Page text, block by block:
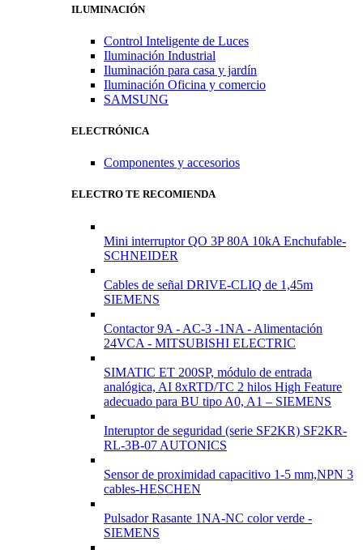
ILUMINACIÓN
Control Inteligente de Luces
Iluminación Industrial
Iluminación para casa y jardín
Iluminación Oficina y comercio
SAMSUNG
ELECTRÓNICA
Componentes y accesorios
ELECTRO TE RECOMIENDA
Mini interruptor QO 3P 80A 10kA Enchufable-
SCHNEIDER
Cables de señal DRIVE-CLIQ de 1,45m
SIEMENS
Contactor 9A - AC-3 -1NA - Alimentación
24VCA - MITSUBISHI ELECTRIC
SIMATIC ET 200SP, módulo de entrada
analógica, AI 8xRTD/TC 2 hilos High Feature
adecuado para BU tipo A0, A1 – SIEMENS
Interuptor de seguridad (serie SF2KR) SF2KR-
RL-3B-07 AUTONICS
Sensor de proximidad capacitivo 1-5 mm,NPN 3
cables-HESCHEN
Pulsador Rasante 1NA-NC color verde -
SIEMENS